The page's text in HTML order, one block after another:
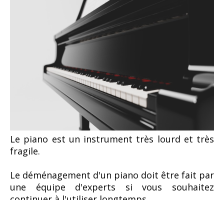
Le piano est un instrument très lourd et très
fragile.
Le déménagement d'un piano doit être fait par
une équipe d'experts si vous souhaitez